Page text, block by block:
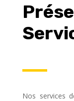
Nos services